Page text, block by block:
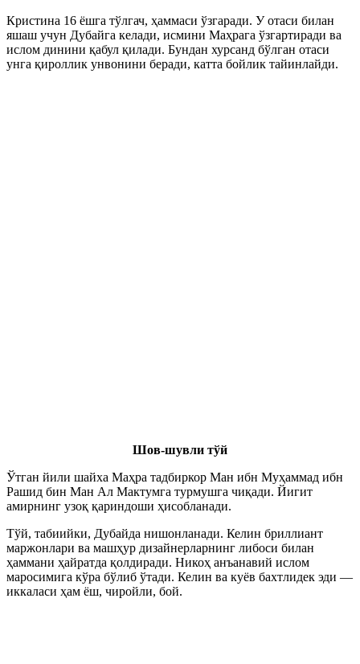
Кристина 16 ёшга тўлгач, ҳаммаси ўзгаради. У отаси билан
яшаш учун Дубайга келади, исмини Маҳрага ўзгартиради ва
ислом динини қабул қилади. Бундан хурсанд бўлган отаси
унга қироллик унвонини беради, катта бойлик тайинлайди.
Шов-шувли тўй
Ўтган йили шайха Маҳра тадбиркор Ман ибн Муҳаммад ибн
Рашид бин Ман Ал Мактумга турмушга чиқади. Йигит
амирнинг узоқ қариндоши ҳисобланади.
Тўй, табиийки, Дубайда нишонланади. Келин бриллиант
маржонлари ва машҳур дизайнерларнинг либоси билан
ҳаммани ҳайратда қолдиради. Никоҳ анъанавий ислом
маросимига кўра бўлиб ўтади. Келин ва куёв бахтлидек эди —
иккаласи ҳам ёш, чиройли, бой.